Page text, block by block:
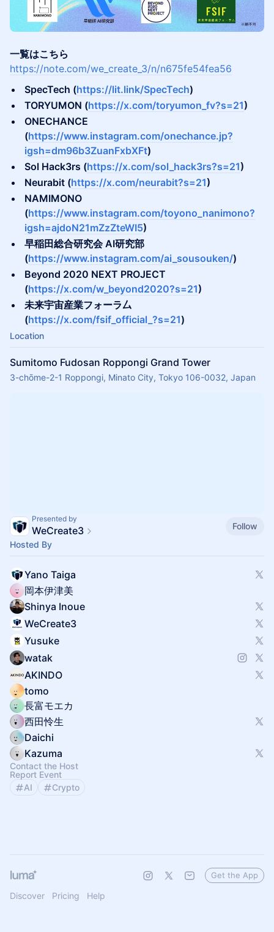
一覧はこちら
https://note.com/we_create_3/n/n675fe54fea56
SpecTech (https://lit.link/SpecTech)
​TORYUMON (https://x.com/toryumon_fv?s=21)
ONECHANCE
(https://www.instagram.com/onechance.jp?
igsh=dm96b3ZuanFxbXFt)
​Sol Hack3rs (https://x.com/sol_hack3rs?s=21)
​Neurabit (https://x.com/neurabit?s=21)
​NAMIMONO
(https://www.instagram.com/toyono_nanimono?
igsh=ajdoN21mZzZteWI5)
​早稲田総合研究会 AI研究部
(https://www.instagram.com/ai_sousouken/)
Beyond 2020 NEXT PROJECT
(https://x.com/w_beyond2020?s=21)
​未来宇宙産業フォーラ厶
(https://x.com/fsif_official_?s=21)
Location
Sumitomo Fudosan Roppongi Grand Tower
3-chōme-2-1 Roppongi, Minato City, Tokyo 106-0032, Japan
Presented by
WeCreate3
Follow
Hosted By
Yano Taiga
岡本伊津美
Shinya Inoue
WeCreate3
Yusuke
watak
AKINDO
tomo
長富モエカ
西田怜生
Daichi
Kazuma
Contact the Host
Report Event
AI
Crypto
Discover Pricing Help
Get the App